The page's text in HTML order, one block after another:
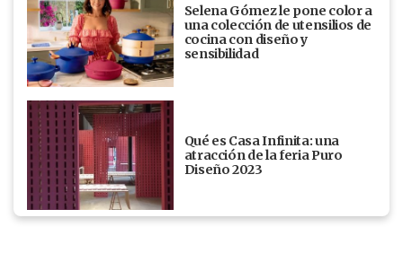
Selena Gómez le pone color a
una colección de utensilios de
cocina con diseño y
sensibilidad
Qué es Casa Infinita: una
atracción de la feria Puro
Diseño 2023